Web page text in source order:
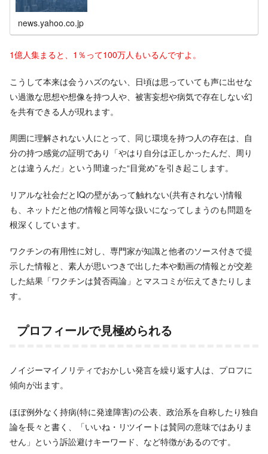
news.yahoo.co.jp
1億人集まると、1％って100万人もいるんですよ。
こうして本来は会うハズのない、日頃は思っていても声に出せな
い過激な思想や想像を持つ人や、被害妄想や病気で存在しない幻
を共有できる人が現れます。
周囲に理解されない人にとって、同じ環境を持つ人の存在は、自
分の持つ感覚の証明であり「やはり自分は正しかったんだ、周り
とは違うんだ」という間違った“目覚め”を引き起こします。
リアルな社会だとIQの壁があって触れない(共有されない)情報
も、ネットだと他の情報と同等な扱いになってしまうのも問題を
根深くしています。
ワクチンの有用性に対し、専門家が知識と他者のソース付きで提
示した情報と、素人が思いつきで出した本や動画の情報とが交差
した結果「ワクチンは賛否両論」とマスコミが伝えてきたりしま
す。
プロフィールで見極められる
ノイジーマイノリティでおかしい発言を繰り返す人は、プロフに
傾向が出ます。
ほぼ例外なく持病(特に発達障害)の公表、政治系を自称したり独自
論を長々と書く、「いいね・リツイートは賛同の意味ではありま
せん」という訴訟避けキーワード、など特徴があるのです。